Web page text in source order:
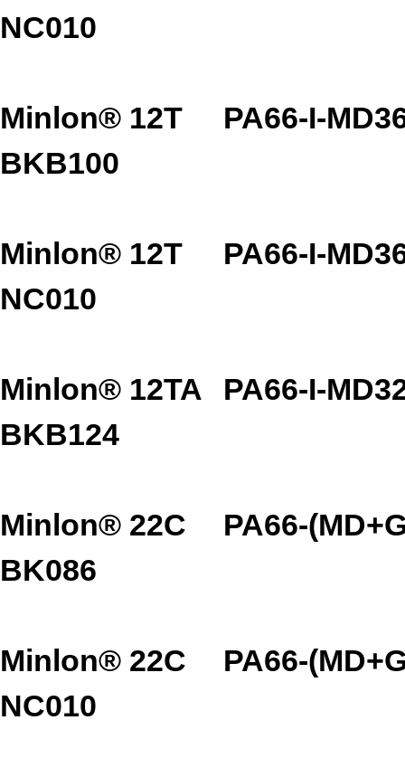
NC010
Minlon® 12T
BKB100
PA66-I-
Minlon® 12T
NC010
PA66-I-
Minlon® 12TA
BKB124
PA66-I-
Minlon® 22C
BK086
PA66-
Minlon® 22C
NC010
PA66-